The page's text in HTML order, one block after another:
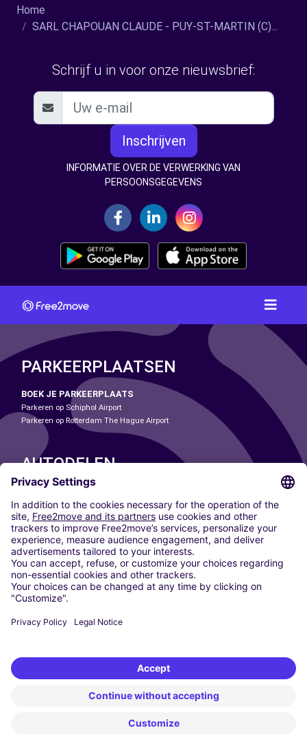
Home
SARL CHAPOUAN CLAUDE - PUY-ST-MARTIN (C)...
Schrijf u in voor onze nieuwsbrief:
Inschrijven
INFORMATIE OVER DE VERWERKING VAN
PERSOONSGEGEVENS
PARKEERPLAATSEN
BOEK JE PARKEERPLAATS
Parkeren op Schiphol Airport
Parkeren op Rotterdam The Hague Airport
AUTODELEN
ONZE STEDEN
Paris
Madrid
Washington DC
Milaan
Rome
Turijn
Wenen
Berlijn
Düsseldorf